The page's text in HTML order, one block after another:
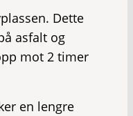
Dette
asfalt og
mot 2 timer
en lengre